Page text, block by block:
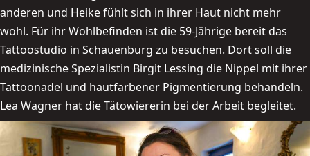
anderen und Heike fühlt sich in ihrer Haut nicht mehr
wohl. Für ihr Wohlbefinden ist die 59-Jährige bereit das
Tattoostudio in Schauenburg zu besuchen. Dort soll die
medizinische Spezialistin Birgit Lessing die Nippel mit ihrer
Tattoonadel und hautfarbener Pigmentierung behandeln.
Lea Wagner hat die Tätowiererin bei der Arbeit begleitet.